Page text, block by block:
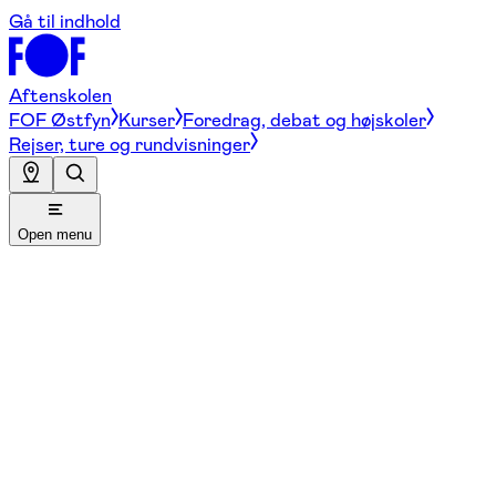
Gå til indhold
Aftenskolen
FOF Østfyn Kurser Foredrag, debat og højskoler
Rejser, ture og rundvisninger
Open menu